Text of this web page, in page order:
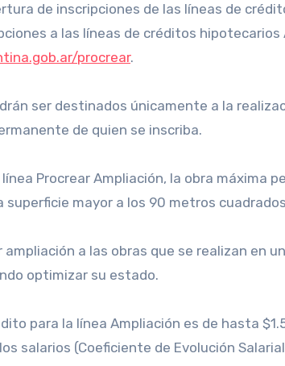
de inscripciones de las líneas de
a las líneas de créditos
procrear.
ser destinados únicamente a la
de quien se inscriba.
línea Procrear Ampliación, la obra máxima
superficie mayor a los 90 metros
ampliación a las obras que se realizan en
optimizar su estado.
para la línea Ampliación es de hasta
salarios (Coeficiente de Evolución